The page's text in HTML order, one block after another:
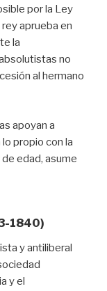
por la Ley
aprueba en
la
no
al hermano
apoyan a
propio con la
edad, asume
1840)
y antiliberal
y el